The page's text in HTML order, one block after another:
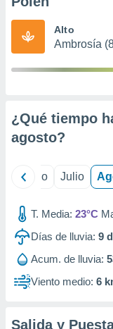
publicidad
1199
Alto
Ambrosía
¿Qué tiempo
agosto?
Junio Julio
T. Media: 23°C
Días de lluvia: 9
Acum. de lluvia:
Viento medio: 6
Salida y